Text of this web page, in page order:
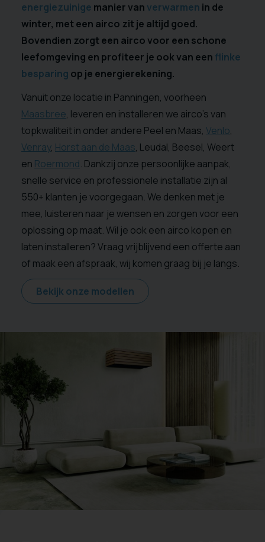
energiezuinige manier van verwarmen in de
winter, met een airco zit je altijd goed.
Bovendien zorgt een airco voor een schone
leefomgeving en profiteer je ook van een flinke
besparing op je energierekening.
Vanuit onze locatie in Panningen, voorheen
Maasbree, leveren en installeren we airco’s van
topkwaliteit in onder andere Peel en Maas, Venlo,
Venray, Horst aan de Maas, Leudal, Beesel, Weert
en Roermond. Dankzij onze persoonlijke aanpak,
snelle service en professionele installatie zijn al
550+ klanten je voorgegaan. We denken met je
mee, luisteren naar je wensen en zorgen voor een
oplossing op maat. Wil je ook een airco kopen en
laten installeren? Vraag vrijblijvend een offerte aan
of maak een afspraak, wij komen graag bij je langs.
Bekijk onze modellen